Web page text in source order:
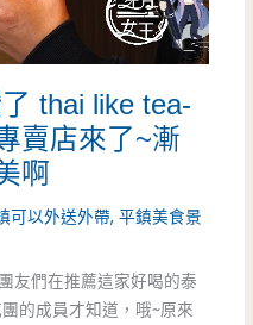
thai like tea-
賣店來了~漸
啊
可以外送外帶,平鎮美食景
友們在推薦這家好喝的泰
的成員才知道，哦~原來